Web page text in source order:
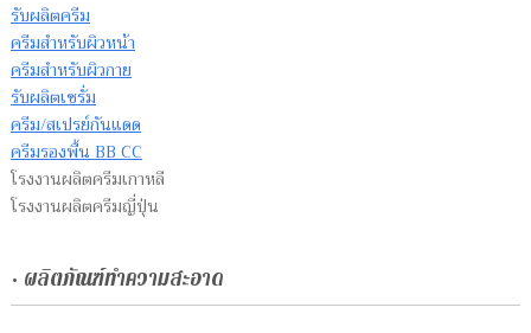
รับผลิตครีม
ครีมสำหรับผิวหน้า
ครีมสำหรับผิวกาย
รับผลิตเซรั่ม
ครีม/สเปรย์กันแดด
ครีมรองพื้น BB CC
โรงงานผลิตครีมเกาหลี
โรงงานผลิตครีมญี่ปุ่น
• ผลิตภัณฑ์ทำความสะอาด